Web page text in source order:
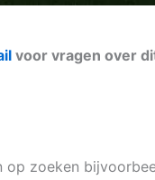
voor vragen over
op zoeken